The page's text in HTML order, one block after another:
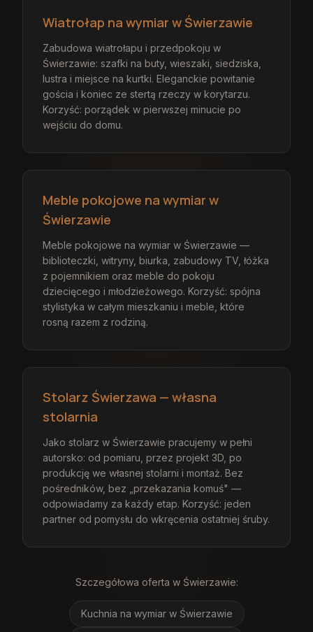
Wiatrołap na wymiar w Świerzawie
Zabudowa wiatrołapu i przedpokoju w
Świerzawie: szafki na buty, wieszaki, siedziska,
lustra i miejsce na kurtki. Eleganckie powitanie
gościa i koniec ze stertą rzeczy w korytarzu.
Korzyść: porządek w pierwszej minucie po
wejściu do domu.
Meble pokojowe na wymiar w
Świerzawie
Meble pokojowe na wymiar w Świerzawie —
biblioteczki, witryny, biurka, zabudowy TV, łóżka
z pojemnikiem oraz meble do pokoju
dziecięcego i młodzieżowego. Korzyść: spójna
stylistyka w całym mieszkaniu i meble, które
rosną razem z rodziną.
Stolarz Świerzawa — własna
stolarnia
Jako stolarz w Świerzawie pracujemy w pełni
autorsko: od pomiaru, przez projekt 3D, po
produkcję we własnej stolarni i montaż. Bez
pośredników, bez „przekazania komuś" —
odpowiadamy za każdy etap. Korzyść: jeden
partner od pomysłu do wkręcenia ostatniej śruby.
Szczegółowa oferta w Świerzawie:
Kuchnia na wymiar w Świerzawie